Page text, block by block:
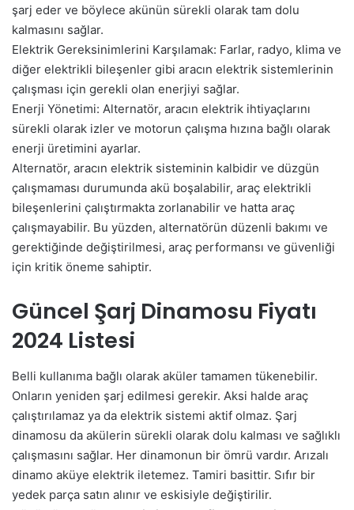
şarj eder ve böylece akünün sürekli olarak tam dolu
kalmasını sağlar.
Elektrik Gereksinimlerini Karşılamak: Farlar, radyo, klima ve
diğer elektrikli bileşenler gibi aracın elektrik sistemlerinin
çalışması için gerekli olan enerjiyi sağlar.
Enerji Yönetimi: Alternatör, aracın elektrik ihtiyaçlarını
sürekli olarak izler ve motorun çalışma hızına bağlı olarak
enerji üretimini ayarlar.
Alternatör, aracın elektrik sisteminin kalbidir ve düzgün
çalışmaması durumunda akü boşalabilir, araç elektrikli
bileşenlerini çalıştırmakta zorlanabilir ve hatta araç
çalışmayabilir. Bu yüzden, alternatörün düzenli bakımı ve
gerektiğinde değiştirilmesi, araç performansı ve güvenliği
için kritik öneme sahiptir.
Güncel Şarj Dinamosu Fiyatı
2024 Listesi
Belli kullanıma bağlı olarak aküler tamamen tükenebilir.
Onların yeniden şarj edilmesi gerekir. Aksi halde araç
çalıştırılamaz ya da elektrik sistemi aktif olmaz. Şarj
dinamosu da akülerin sürekli olarak dolu kalması ve sağlıklı
çalışmasını sağlar. Her dinamonun bir ömrü vardır. Arızalı
dinamo aküye elektrik iletemez. Tamiri basittir. Sıfır bir
yedek parça satın alınır ve eskisiyle değiştirilir.